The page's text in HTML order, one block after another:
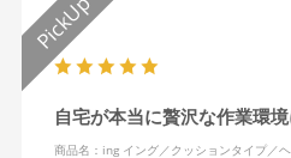
自宅が本当に贅沢な作業環
商品名：ing イング／クッションタイプ／